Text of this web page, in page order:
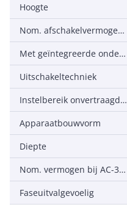
Hoogte
Nom. afschakelvermogen Icu bij 400 V, AC
Met geïntegreerde onderspanningsspoel
Uitschakeltechniek
Instelbereik onvertraagde kortsluitbeveiliging
Apparaatbouwvorm
Diepte
Nom. vermogen bij AC-3, 230 V
Faseuitvalgevoelig